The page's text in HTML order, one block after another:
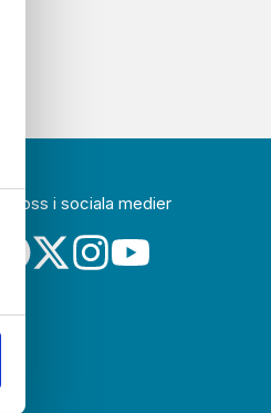
Följ oss i sociala medier